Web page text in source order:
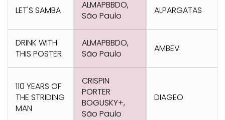
LET'S SAMBA
ALMAPBBDO,
São Paulo
ALPARGATAS
DRINK WITH
THIS POSTER
ALMAPBBDO,
São Paulo
AMBEV
110 YEARS OF
THE STRIDING
MAN
CRISPIN
PORTER
BOGUSKY+,
São Paulo
DIAGEO